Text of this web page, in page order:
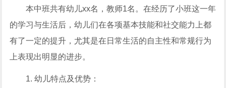
本中班共有幼儿xx名，教师1名。在经历了小班这一年
的学习与生活后，幼儿们在各项基本技能和社交能力上都
有了一定的提升，尤其是在日常生活的自主性和常规行为
上表现出明显的进步。
1. 幼儿特点及优势：